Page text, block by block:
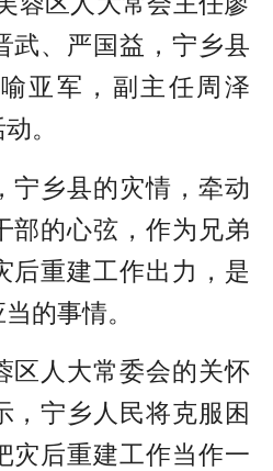
武、严国益，宁乡县
亚军，副主任周泽
。
乡县的灾情，牵动
部的心弦，作为兄弟
后重建工作出力，是
的事情。
人大常委会的关怀
，宁乡人民将克服困
灾后重建工作当作一